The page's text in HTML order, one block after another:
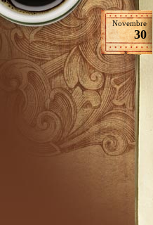
Novembre
30